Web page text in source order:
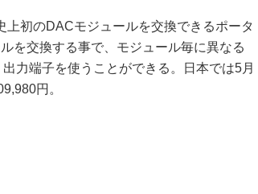
上初のDACモジュールを交換できるポータ
を交換する事で、モジュール毎に異なる
力端子を使うことができる。日本では5月
円。